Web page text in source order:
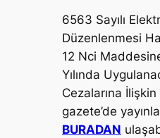
6563 Sayılı
Düzenlenmesi
12 Nci
Yılında
Cezalarına
gazete’de
BURADAN